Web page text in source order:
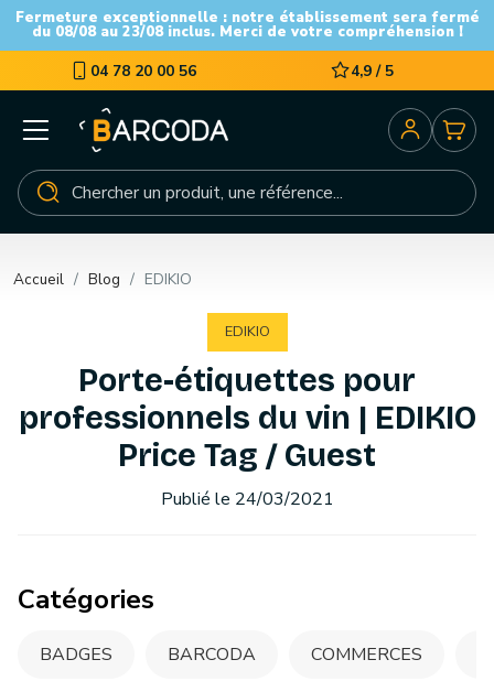
Fermeture exceptionnelle : notre établissement sera fermé
du 08/08 au 23/08 inclus. Merci de votre compréhension !
04 78 20 00 56 4,9 / 5
Accueil Blog EDIKIO
EDIKIO
Porte-étiquettes pour
professionnels du vin | EDIKIO
Price Tag / Guest
Publié le 24/03/2021
Catégories
BADGES BARCODA COMMERCES